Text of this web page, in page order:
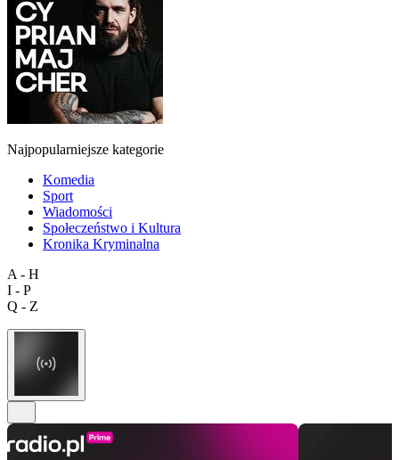
Najpopularniejsze kategorie
Komedia
Sport
Wiadomości
Społeczeństwo i Kultura
Kronika Kryminalna
A - H
I - P
Q - Z